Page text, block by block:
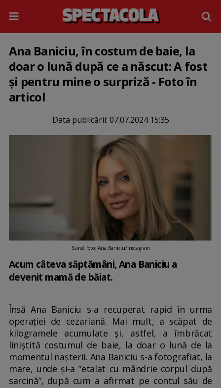
Ana Baniciu, în costum de baie, la
doar o lună după ce a născut: A fost
și pentru mine o surpriză - Foto în
articol
Data publicării: 07.07.2024 15:35
Sursă foto: Ana Baniciu/Instagram
Acum câteva săptămâni, Ana Baniciu a
devenit mamă de băiat.
Însă Ana Baniciu s-a recuperat rapid în urma
operației de cezariană. Mai mult, a scăpat de
kilogramele acumulate și, astfel, a îmbrăcat
liniștită costumul de baie, la doar o lună de la
momentul nașterii. Ana Baniciu s-a fotografiat, la
mare, unde și-a ”etalat cu mândrie corpul după
sarcină”, după cum a afirmat pe contul său de